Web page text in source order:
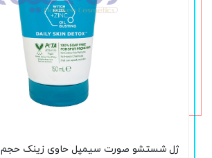
ژل شستشو صورت سیمپل حاوی زینک حجم 150 میلی لیتر